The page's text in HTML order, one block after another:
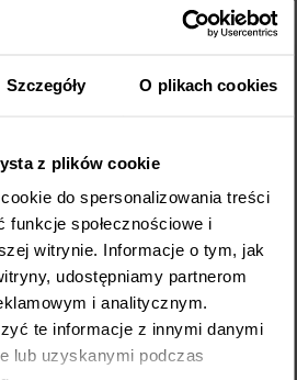
Szczegóły O plikach cookies
z plików cookie
do spersonalizowania treści
funkcje społecznościowe i
witrynie. Informacje o tym, jak
udostępniamy partnerom
i analitycznym.
te informacje z innymi danymi
lub uzyskanymi podczas
które wspierają zdrowie
w superżywności jak
silne działanie
formule For Better Vision° jej
kwiatów aksamitki,
właściwej ilości substancji